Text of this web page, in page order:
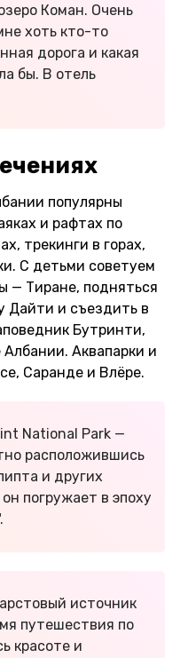
Коман. Очень
хоть кто-то
дорога и какая
бы. В отель
популярны
и рафтах по
трекинги в горах,
С детьми советуем
— Тиране, подняться
Дайти и съездить в
Бутринти,
Аквапарки и
Саранде и Влёре.
National Park —
расположившись
и других
погружает в эпоху
источник
путешествия по
красоте и